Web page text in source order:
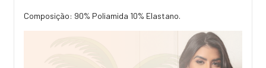
Composição: 90% Poliamida 10% Elastano.